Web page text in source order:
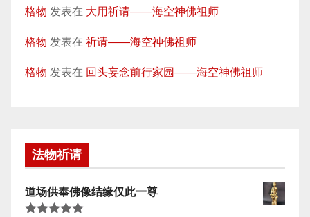
格物 发表在 大用祈请——海空神佛祖师
格物 发表在 祈请——海空神佛祖师
格物 发表在 回头妄念前行家园——海空神佛祖师
法物祈请
道场供奉佛像结缘仅此一尊